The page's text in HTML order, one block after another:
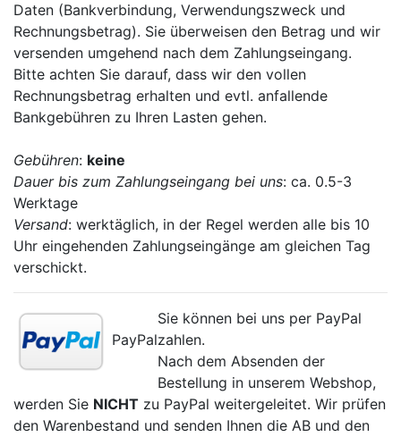
Daten (Bankverbindung, Verwendungszweck und
Rechnungsbetrag). Sie überweisen den Betrag und wir
versenden umgehend nach dem Zahlungseingang.
Bitte achten Sie darauf, dass wir den vollen
Rechnungsbetrag erhalten und evtl. anfallende
Bankgebühren zu Ihren Lasten gehen.
Gebühren: keine
Dauer bis zum Zahlungseingang bei uns: ca. 0.5-3
Werktage
Versand: werktäglich, in der Regel werden alle bis 10
Uhr eingehenden Zahlungseingänge am gleichen Tag
verschickt.
PayPal
Sie können bei uns per PayPal
zahlen.
Nach dem Absenden der
Bestellung in unserem Webshop,
werden Sie NICHT zu PayPal weitergeleitet. Wir prüfen
den Warenbestand und senden Ihnen die AB und den